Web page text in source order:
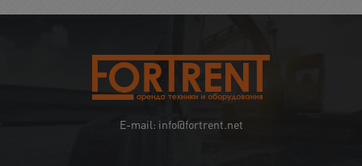
E-mail: info@fortrent.net